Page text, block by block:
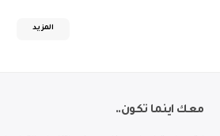
المزيد
معك اينما تكون..